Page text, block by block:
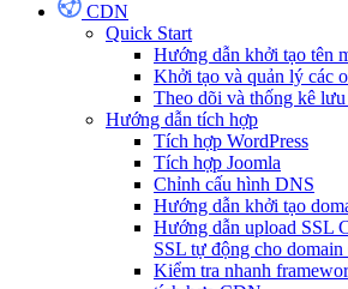
CDN
Quick Start
Hướng dẫn khởi tạo tên
Khởi tạo và quản lý các
Theo dõi và thống kê
Hướng dẫn tích hợp
Tích hợp WordPress
Tích hợp Joomla
Chỉnh cấu hình DNS
Hướng dẫn khởi tạo
Hướng dẫn upload SSL
SSL tự động cho
Kiểm tra nhanh